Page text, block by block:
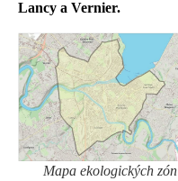
Lancy a Vernier.
Mapa ekologických zón